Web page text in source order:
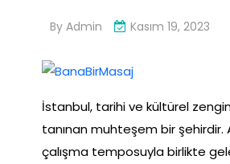
By Admin Kasım 19, 2023
İstanbul, tarihi ve kültürel
tanınan muhteşem bir şehirdir.
çalışma temposuyla birlikte